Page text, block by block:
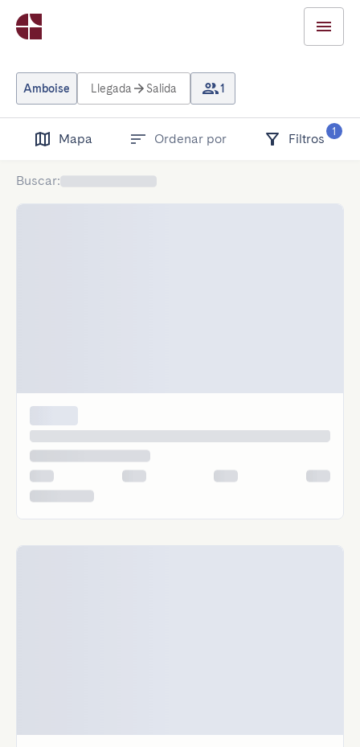
Amboise Llegada Salida 1
Mapa Ordenar por Filtros
1
Buscar: